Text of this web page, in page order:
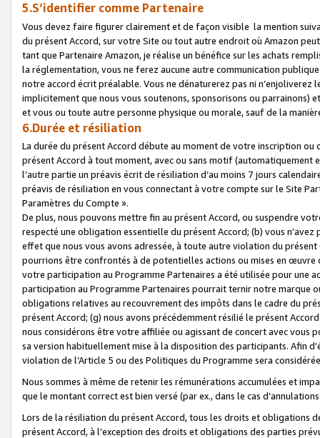
5.S’identifier comme Partenaire
Vous devez faire figurer clairement et de façon visible la mention
du présent Accord, sur votre Site ou tout autre endroit où Amazon
tant que Partenaire Amazon, je réalise un bénéfice sur les achats
la réglementation, vous ne ferez aucune autre communication
notre accord écrit préalable. Vous ne dénaturerez pas ni
implicitement que nous vous soutenons, sponsorisons ou parrainons)
et vous ou toute autre personne physique ou morale, sauf de la
6.Durée et résiliation
La durée du présent Accord débute au moment de votre inscription
présent Accord à tout moment, avec ou sans motif (automatiquement
l’autre partie un préavis écrit de résiliation d’au moins 7 jours
préavis de résiliation en vous connectant à votre compte sur le Site
Paramètres du Compte ».
De plus, nous pouvons mettre fin au présent Accord, ou suspendre
respecté une obligation essentielle du présent Accord; (b) vous
effet que nous vous avons adressée, à toute autre violation du
pourrions être confrontés à de potentielles actions ou mises en
votre participation au Programme Partenaires a été utilisée pour une
participation au Programme Partenaires pourrait ternir notre marque
obligations relatives au recouvrement des impôts dans le cadre du
présent Accord; (g) nous avons précédemment résilié le présent
nous considérons être votre affiliée ou agissant de concert avec vous
sa version habituellement mise à la disposition des participants. Afin
violation de l’Article 5 ou des Politiques du Programme sera
Nous sommes à même de retenir les rémunérations accumulées et
que le montant correct est bien versé (par ex., dans le cas
Lors de la résiliation du présent Accord, tous les droits et obligations
présent Accord, à l’exception des droits et obligations des parties